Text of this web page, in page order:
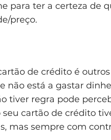
para ter a certeza de
preço.
de crédito é
não está a gastar
tiver regra pode
seu cartão de crédito
mas sempre com